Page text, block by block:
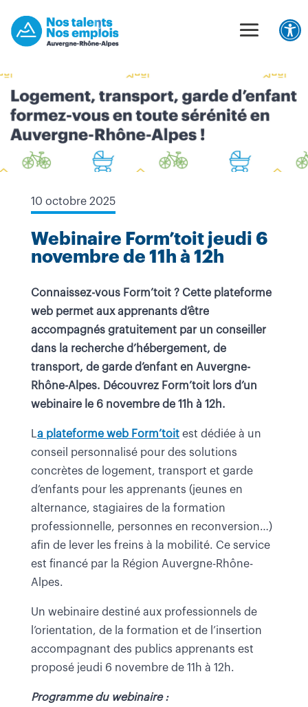
Webinaire Form’toit jeudi 6
novembre de 11h à 12h
10 octobre 2025
Connaissez-vous Form’toit ? Cette plateforme
web permet aux apprenants d’être
accompagnés gratuitement par un conseiller
dans la recherche d’hébergement, de
transport, de garde d’enfant en Auvergne-
Rhône-Alpes. Découvrez Form’toit lors d’un
webinaire le 6 novembre de 11h à 12h.
La plateforme web Form’toitest dédiée à un
conseil personnalisé pour des solutions
concrètes de logement, transport et garde
d’enfants pour les apprenants (jeunes en
alternance, stagiaires de la formation
professionnelle, personnes en reconversion…)
afin de lever les freins à la mobilité. Ce service
est financé par la Région Auvergne-Rhône-
Alpes.
Un webinaire destiné aux professionnels de
l’orientation, de la formation et de l’insertion
accompagnant des publics apprenants est
proposé jeudi 6 novembre de 11h à 12h.
Programme du webinaire :